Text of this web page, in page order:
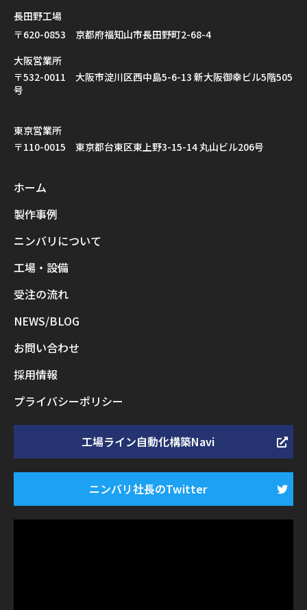
長田野工場
〒620-0853 京都府福知山市長田野町2-68-4
大阪営業所
〒532-0011 大阪市淀川区西中島5-6-13 新大阪御幸ビル5階505
号
東京営業所
〒110-0015 東京都台東区東上野3-15-14 丸山ビル206号
ホーム
製作事例
ニンバリについて
工場・設備
受注の流れ
NEWS/BLOG
お問い合わせ
採用情報
プライバシーポリシー
工場ライン自動化構築Navi
ニンバリ社長のTwitter